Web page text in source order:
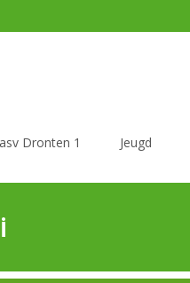
asv Dronten 1 Jeugd